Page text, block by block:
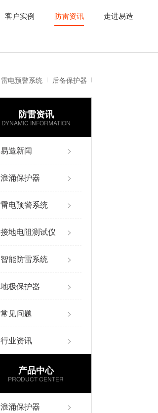
客户实例 防雷资讯 走进易造
雷电预警系统 后备保护器
雷电记录仪 智能防雷系统
防雷资讯
DYNAMIC INFORMATION
易造新闻 >
浪涌保护器 >
雷电预警系统 >
接地电阻测试仪 >
智能防雷系统 >
地极保护器 >
常见问题 >
行业资讯 >
产品中心
PRODUCT CENTER
浪涌保护器 >